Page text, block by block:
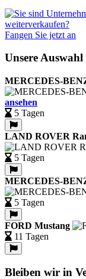
Fangen Sie jetzt an
Unsere Auswahl
MERCEDES-
ansehen
5 Tagen
LAND ROVER
5 Tagen
MERCEDES-
5 Tagen
FORD Mustang
11 Tagen
Bleiben wir in